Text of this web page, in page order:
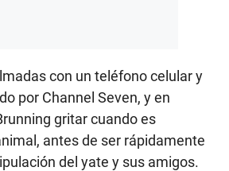
con un teléfono celular y
por Channel Seven, y en
gritar cuando es
antes de ser rápidamente
del yate y sus amigos.